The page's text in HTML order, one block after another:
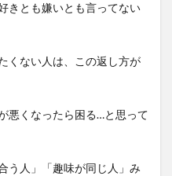
きとも嫌いとも言ってない
くない人は、この返し方が
悪くなったら困る…と思って
う人」「趣味が同じ人」み